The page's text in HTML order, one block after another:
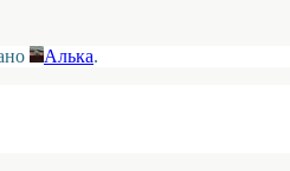
Алька.